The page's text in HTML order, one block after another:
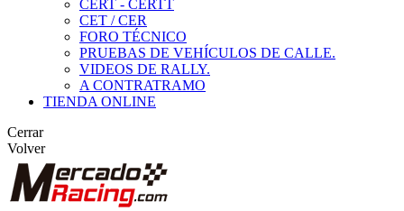
CERT - CERTT
CET / CER
FORO TÉCNICO
PRUEBAS DE VEHÍCULOS DE CALLE.
VIDEOS DE RALLY.
A CONTRATRAMO
TIENDA ONLINE
Cerrar
Volver